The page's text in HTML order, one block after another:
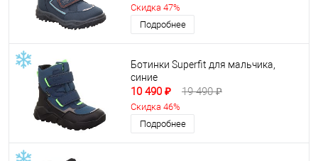
Скидка 47%
Подробнее
Ботинки Superfit для мальчика,
синие
10 490 ₽ 19 490 ₽
Скидка 46%
Подробнее